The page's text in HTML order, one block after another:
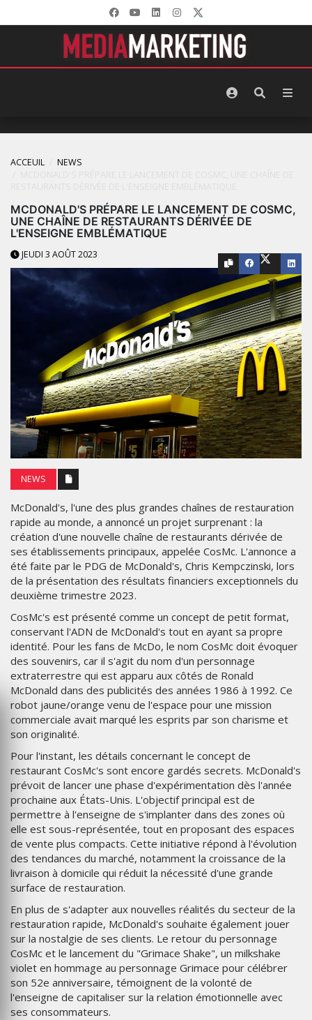
ACCEUIL
NEWS
MCDONALD'S PRÉPARE LE LANCEMENT DE COSMC,
UNE CHAÎNE DE RESTAURANTS DÉRIVÉE DE
L'ENSEIGNE EMBLÉMATIQUE
JEUDI 3 AOÛT 2023
NEWS
McDonald's, l'une des plus grandes chaînes de restauration
rapide au monde, a annoncé un projet surprenant : la
création d'une nouvelle chaîne de restaurants dérivée de
ses établissements principaux, appelée CosMc. L'annonce a
été faite par le PDG de McDonald's, Chris Kempczinski, lors
de la présentation des résultats financiers exceptionnels du
deuxième trimestre 2023.
CosMc's est présenté comme un concept de petit format,
conservant l'ADN de McDonald's tout en ayant sa propre
identité. Pour les fans de McDo, le nom CosMc doit évoquer
des souvenirs, car il s'agit du nom d'un personnage
extraterrestre qui est apparu aux côtés de Ronald
McDonald dans des publicités des années 1986 à 1992. Ce
robot jaune/orange venu de l'espace pour une mission
commerciale avait marqué les esprits par son charisme et
son originalité.
Pour l'instant, les détails concernant le concept de
restaurant CosMc's sont encore gardés secrets. McDonald's
prévoit de lancer une phase d'expérimentation dès l'année
prochaine aux États-Unis. L'objectif principal est de
permettre à l'enseigne de s'implanter dans des zones où
elle est sous-représentée, tout en proposant des espaces
de vente plus compacts. Cette initiative répond à l'évolution
des tendances du marché, notamment la croissance de la
livraison à domicile qui réduit la nécessité d'une grande
surface de restauration.
En plus de s'adapter aux nouvelles réalités du secteur de la
restauration rapide, McDonald's souhaite également jouer
sur la nostalgie de ses clients. Le retour du personnage
CosMc et le lancement du "Grimace Shake", un milkshake
violet en hommage au personnage Grimace pour célébrer
son 52e anniversaire, témoignent de la volonté de
l'enseigne de capitaliser sur la relation émotionnelle avec
ses consommateurs.